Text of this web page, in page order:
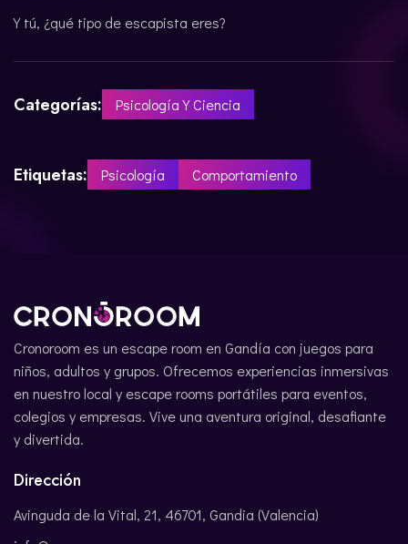
Y tú, ¿qué tipo de escapista eres?
Categorías: Psicología Y Ciencia
Etiquetas: Psicología Comportamiento
Cronoroom es un escape room en Gandía con juegos para
niños, adultos y grupos. Ofrecemos experiencias inmersivas
en nuestro local y escape rooms portátiles para eventos,
colegios y empresas. Vive una aventura original, desafiante
y divertida.
Dirección
Avinguda de la Vital, 21, 46701, Gandia (Valencia)